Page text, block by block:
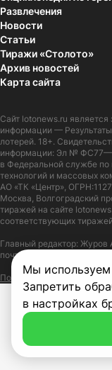
Мы
Запретить
в настройках
Развлечения
Новости
Статьи
Тиражи «Столото»
Архив новостей
Карта сайта
Сайт lotonews.ru
информации —
лотерей. 18+.
информации: Эл №
в Федеральной службе
технологий и массовых
АО «ТК «Центр»,
Москва, Волгоградский
тиражей на сайте
соответствующих
Главный редактор: Журов
почты:
Политика в отношении